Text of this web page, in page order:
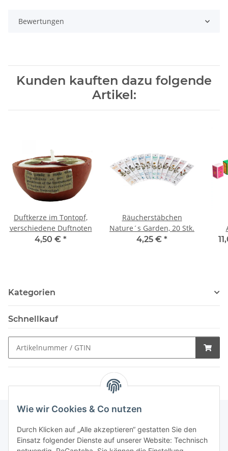
Wie wir Cookies & Co nutzen
Durch Klicken auf „Alle akzeptieren“ gestatten Sie den
Einsatz folgender Dienste auf unserer Website: Technisch
Bewertungen
Kunden kauften dazu folgende
Artikel:
Duftkerze im Tontopf,
verschiedene Duftnoten
4,50 € *
Räucherstäbchen
Nature´s Garden, 20 Stk.
4,25 € *
Kategorien
Schnellkauf
Schnellkauf